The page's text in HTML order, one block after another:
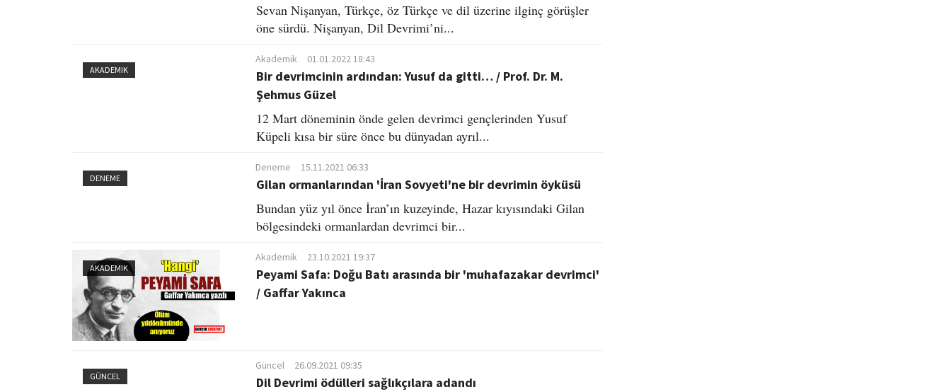
Sevan Nişanyan, Türkçe, öz Türkçe ve dil üzerine ilginç görüşler
öne sürdü. Nişanyan, Dil Devrimi’ni...
AKADEMIK
Akademik 01.01.2022 18:43
Bir devrimcinin ardından: Yusuf da gitti… / Prof. Dr. M.
Şehmus Güzel
12 Mart döneminin önde gelen devrimci gençlerinden Yusuf
Küpeli kısa bir süre önce bu dünyadan ayrıl...
DENEME
Deneme 15.11.2021 06:33
Gilan ormanlarından 'İran Sovyeti'ne bir devrimin öyküsü
Bundan yüz yıl önce İran’ın kuzeyinde, Hazar kıyısındaki Gilan
bölgesindeki ormanlardan devrimci bir...
AKADEMIK
Akademik 23.10.2021 19:37
Peyami Safa: Doğu Batı arasında bir 'muhafazakar devrimci'
/ Gaffar Yakınca
GÜNCEL
Güncel 26.09.2021 09:35
Dil Devrimi ödülleri sağlıkçılara adandı